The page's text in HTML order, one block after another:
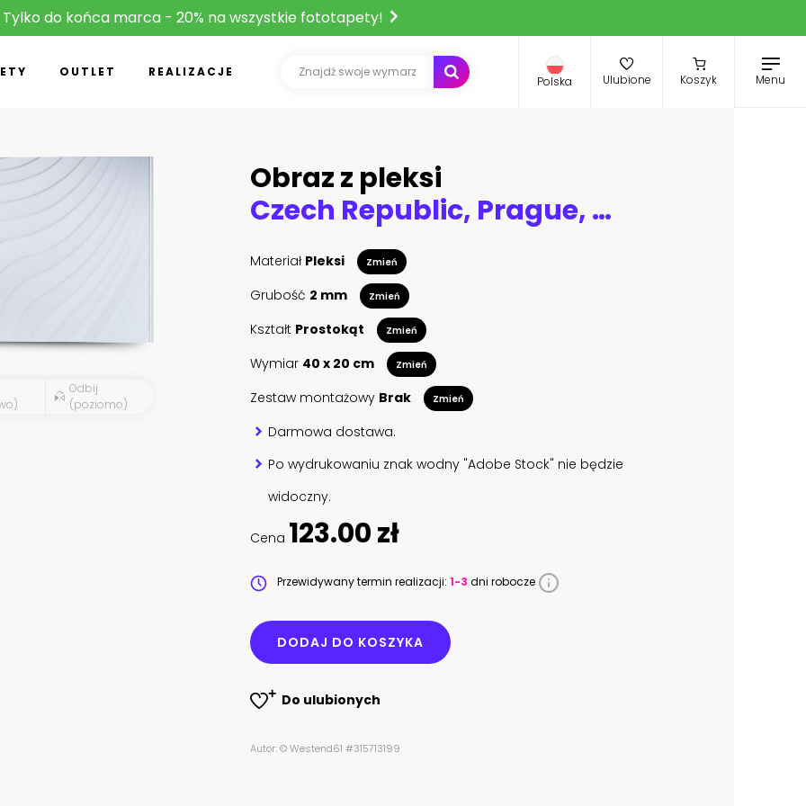
Tylko do końca marca - 20% na wszystkie fototapety!
OUTLET REALIZACJE
Polska Ulubione Koszyk Menu
Odbij
(poziomo)
Obraz z pleksi
Czech Republic, Prague, Vltava River, Charles Bridge, Prague Castle and surrounding buildings at night
Materiał Pleksi Zmień
Grubość 2 mm Zmień
Kształt Prostokąt Zmień
Wymiar 40 x 20 cm Zmień
Zestaw montażowy Brak Zmień
Darmowa dostawa.
Po wydrukowaniu znak wodny "Adobe Stock" nie będzie
widoczny.
Cena 123.00 zł
Przewidywany termin realizacji: 1-3 dni robocze
DODAJ DO KOSZYKA
Do ulubionych
Autor: © Westend61 #315713199